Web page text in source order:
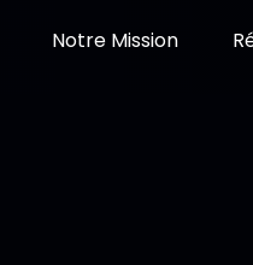
Notre Mission